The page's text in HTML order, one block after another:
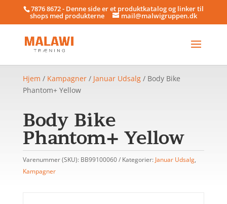
7876 8672 - Denne side er et produktkatalog og linker til
shops med produkterne mail@malwigruppen.dk
Hjem / Kampagner/ Januar Udsalg/ Body Bike
Phantom+ Yellow
Body Bike
Phantom+ Yellow
Varenummer (SKU): BB99100060 Kategorier: Januar Udsalg,
Kampagner